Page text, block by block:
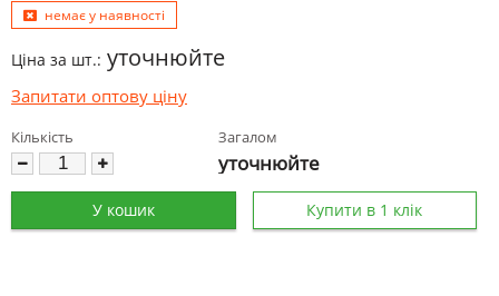
немає у наявності
Ціна за шт.: уточнюйте
Запитати оптову ціну
Кількість Загалом
уточнюйте
У кошик Купити в 1 клік